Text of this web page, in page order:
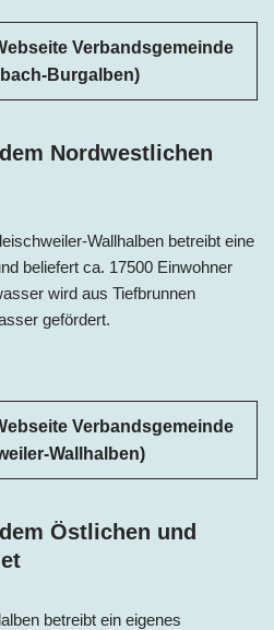
Verbandsgemeinde
Burgalben)
Nordwestlichen
Wallhalben betreibt eine
beliefert ca. 17500 Einwohner
wird aus Tiefbrunnen
gefördert.
Verbandsgemeinde
Wallhalben)
Östlichen und
betreibt ein eigenes